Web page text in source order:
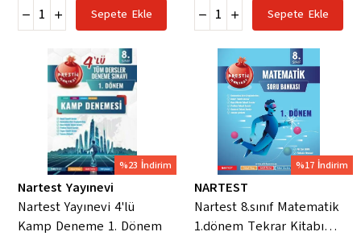
Sepete Ekle Sepete Ekle
%23 İndirim
Nartest Yayınevi
Nartest Yayınevi 4'lü
Kamp Deneme 1. Dönem
%17 İndirim
NARTEST
Nartest 8.sınıf Matematik
1.dönem Tekrar Kitabı